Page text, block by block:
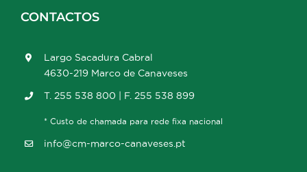
CONTACTOS
Largo Sacadura Cabral
4630-219 Marco de Canaveses
T. 255 538 800 | F. 255 538 899
* Custo de chamada para rede fixa nacional
info@cm-marco-canaveses.pt